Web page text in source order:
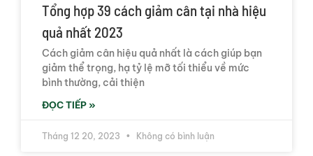
Tổng hợp 39 cách giảm cân tại nhà hiệu
quả nhất 2023
Cách giảm cân hiệu quả nhất là cách giúp bạn
giảm thể trọng, hạ tỷ lệ mỡ tối thiểu về mức
bình thường, cải thiện
ĐỌC TIẾP »
Tháng 12 20, 2023 Không có bình luận